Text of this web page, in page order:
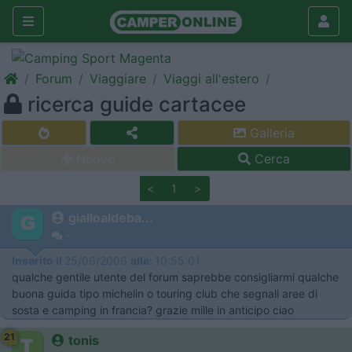
Forum Viaggiare Viaggi all'estero
ricerca guide cartacee
Galleria
Cerca
< 1 >
gialloaldeba...
Inserito il 25/06/2006 alle: 10:55:01
qualche gentile utente del forum saprebbe consigliarmi qualche
buona guida tipo michelin o touring club che segnali aree di
sosta e camping in francia? grazie mille in anticipo ciao
21 tonis